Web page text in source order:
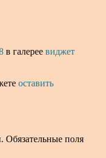
в галерее виджет
оставить
Обязательные поля